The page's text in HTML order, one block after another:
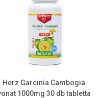
Herz Garcinia Cambogia
1000mg 30 db tabletta